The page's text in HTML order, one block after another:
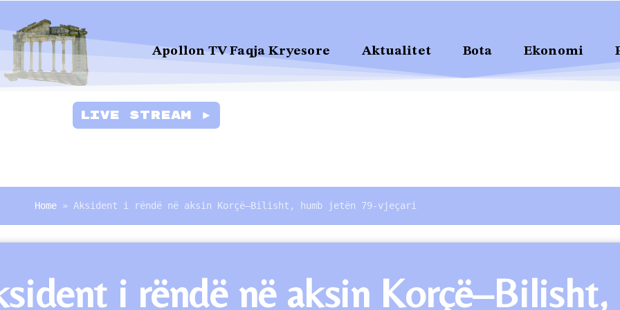
Apollon TV Faqja Kryesore Aktualitet Bota Ekonomi
Live Stream ►
Home » Aksident i rëndë në aksin Korçë–Bilisht, humb jetën 79-vjeçari
i rëndë në aksin